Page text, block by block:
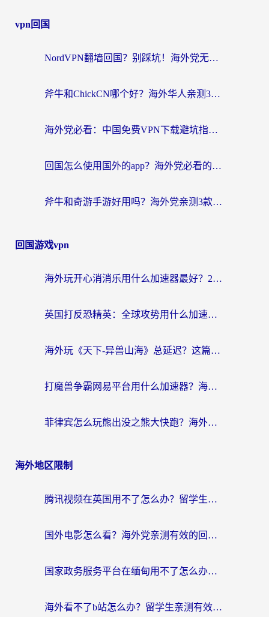
vpn回国
NordVPN翻墙回国？别踩坑！海外党无缝访问国内资源的真实指南
斧牛和ChickCN哪个好？海外华人亲测3款回国加速器+免费试用攻略
海外党必看：中国免费VPN下载避坑指南 + 无缝访问国内资源的终极方案
回国怎么使用国外的app？海外党必看的无缝访问国内资源全攻略
斧牛和奇游手游好用吗？海外党亲测3款回国加速器，选对才能无缝刷国内资源
回国游戏vpn
海外玩开心消消乐用什么加速器最好？2026真实体验指南，告别延迟卡顿
英国打反恐精英：全球攻势用什么加速器？2026年实测有效的国服游戏加速指南
海外玩《天下-异兽山海》总延迟？这篇延迟加速器指南帮你告别卡顿（附日本玩Sky光·遇最高警戒解决方案）
打魔兽争霸网易平台用什么加速器？海外党亲测有效的国服游戏加速指南
菲律宾怎么玩熊出没之熊大快跑？海外党国服游戏加速终极攻略（附3款热门游戏实测）
海外地区限制
腾讯视频在英国用不了怎么办？留学生亲测有效的回国加速器指南
国外电影怎么看？海外党亲测有效的回国加速器选择指南
国家政务服务平台在缅甸用不了怎么办？海外华人必看的回国加速全攻略
海外看不了b站怎么办？留学生亲测有效的回国加速器选择攻略，解决豆瓣音乐、美团外卖难题